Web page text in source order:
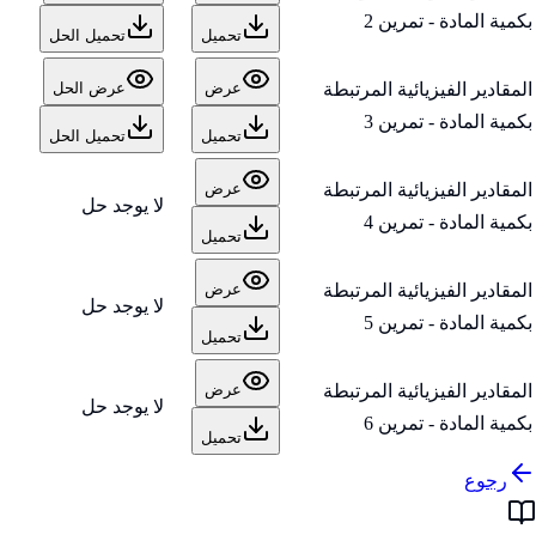
بكمية المادة - تمرين 2
تحميل تحميل الحل
المقادير الفيزيائية المرتبطة
بكمية المادة - تمرين 3
عرض
تحميل
عرض الحل
تحميل الحل
المقادير الفيزيائية المرتبطة
بكمية المادة - تمرين 4
عرض
تحميل
لا يوجد حل
المقادير الفيزيائية المرتبطة
بكمية المادة - تمرين 5
عرض
تحميل
لا يوجد حل
المقادير الفيزيائية المرتبطة
بكمية المادة - تمرين 6
عرض
تحميل
لا يوجد حل
رجوع